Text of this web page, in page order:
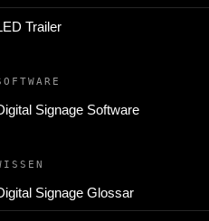
Trailer
Signage Software
Signage Glossar